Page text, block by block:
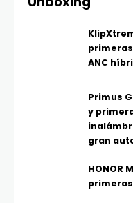
ANC
Primus
y
gran
HONOR